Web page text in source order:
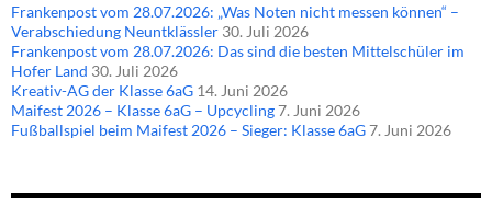
Frankenpost vom 28.07.2026: „Was Noten nicht messen können“ –
Verabschiedung Neuntklässler 30. Juli 2026
Frankenpost vom 28.07.2026: Das sind die besten Mittelschüler im
Hofer Land 30. Juli 2026
Kreativ-AG der Klasse 6aG 14. Juni 2026
Maifest 2026 – Klasse 6aG – Upcycling7. Juni 2026
Fußballspiel beim Maifest 2026 – Sieger: Klasse 6aG7. Juni 2026